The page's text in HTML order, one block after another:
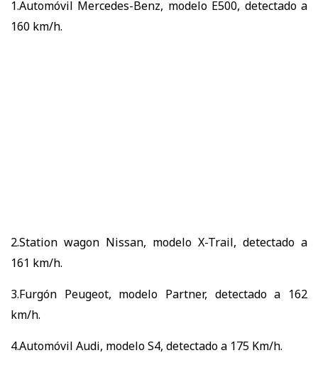
1.Automóvil Mercedes-Benz, modelo E500, detectado a
160 km/h.
2.Station wagon Nissan, modelo X-Trail, detectado a
161 km/h.
3.Furgón Peugeot, modelo Partner, detectado a 162
km/h.
4.Automóvil Audi, modelo S4, detectado a 175 Km/h.